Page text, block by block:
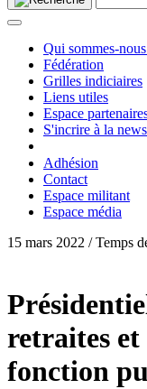
Qui sommes-
Fédération
Grilles indiciaires
Liens utiles
Espace
S'incrire à la
Adhésion
Contact
Espace militant
Espace média
15 mars 2022 / Temps
retraites
fonction